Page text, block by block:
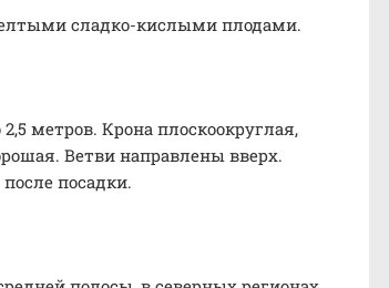
сладко-кислыми плодами.
метров. Крона плоскоокруглая,
Ветви направлены вверх.
посадки.